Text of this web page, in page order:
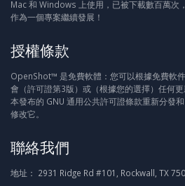
Mac 和 Windows 上使用，已被下載數百萬次
作為一個專案繼續發展！
授權條款
OpenShot™ 是免費軟體：您可以根據免費軟
會（許可證第3版）或（根據您的選擇）任何更
本發布的 GNU 通用公共許可證條款重新分發
修改它。
聯絡我們
地址： 2931 Ridge Rd #101, Rockwall, TX